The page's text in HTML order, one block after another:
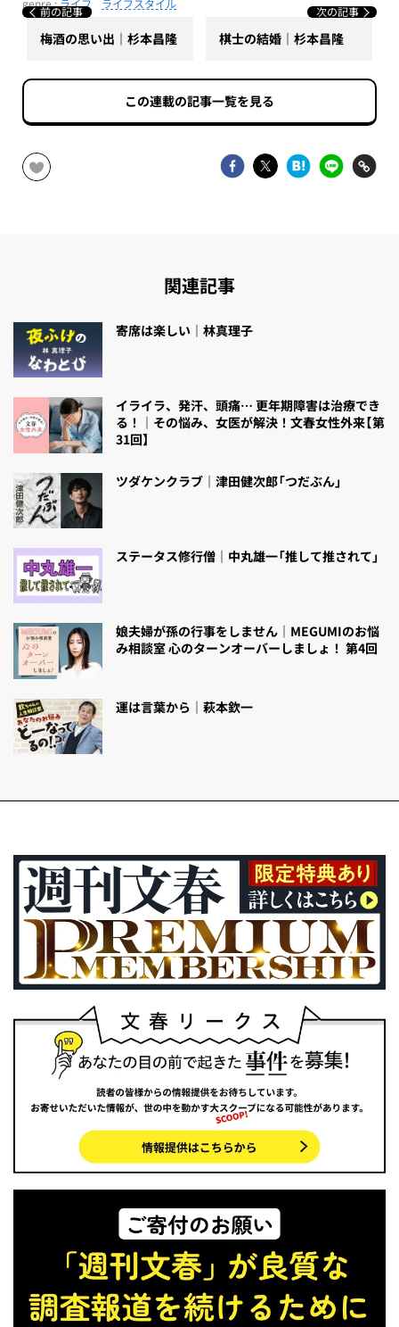
前の記事
梅酒の思い出｜杉本昌隆
次の記事
棋士の結婚｜杉本昌隆
この連載の記事一覧を見る
関連記事
寄席は楽しい｜林真理子
イライラ、発汗、頭痛… 更年期障害は治療でき
る！｜その悩み、女医が解決！文春女性外来【第
31回】
ツダケンクラブ｜津田健次郎「つだぶん」
ステータス修行僧｜中丸雄一「推して推されて」
娘夫婦が孫の行事をしません｜MEGUMIのお悩
み相談室 心のターンオーバーしましょ！ 第4回
運は言葉から｜萩本欽一